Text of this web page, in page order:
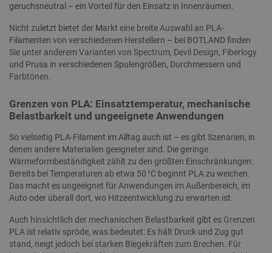
geruchsneutral – ein Vorteil für den Einsatz in Innenräumen.
Nicht zuletzt bietet der Markt eine breite Auswahl an PLA-
Filamenten von verschiedenen Herstellern – bei BOTLAND finden
Sie unter anderem Varianten von Spectrum, Devil Design, Fiberlogy
und Prusa in verschiedenen Spulengrößen, Durchmessern und
Farbtönen.
Grenzen von PLA: Einsatztemperatur, mechanische
Belastbarkeit und ungeeignete Anwendungen
So vielseitig PLA-Filament im Alltag auch ist – es gibt Szenarien, in
denen andere Materialien geeigneter sind. Die geringe
Wärmeformbeständigkeit zählt zu den größten Einschränkungen:
Bereits bei Temperaturen ab etwa 50 °C beginnt PLA zu weichen.
Das macht es ungeeignet für Anwendungen im Außenbereich, im
Auto oder überall dort, wo Hitzeentwicklung zu erwarten ist.
Auch hinsichtlich der mechanischen Belastbarkeit gibt es Grenzen.
PLA ist relativ spröde, was bedeutet: Es hält Druck und Zug gut
stand, neigt jedoch bei starken Biegekräften zum Brechen. Für
_smvc Lokaler Speicher
cartSkuToUrl Lokaler Speicher
_uetvid_exp Lokaler Speicher
_uetsid Lokaler Speicher
Name
Anbieter/
Domäne
Ablaufdatum
smuuid .botland.de
1 Jahr 1
Monat
um
Web-
Name
Anbieter/
Domäne
Ablaufdatum
MUID
Microsoft
.bing.com
1 Jahr 4
als
Name
Domäne
smvr .botland.de
1 Jahr 1